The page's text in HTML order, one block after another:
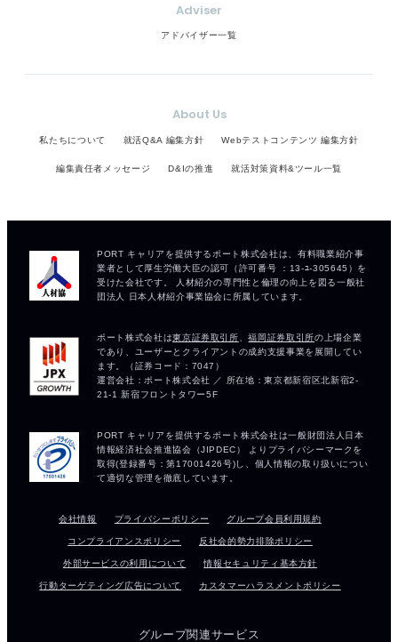
Adviser
アドバイザー一覧
About Us
私たちについて 就活Q&A 編集方針 Webテストコンテンツ 編集方針
編集責任者メッセージ D&Iの推進 就活対策資料&ツール一覧
会社情報 プライバシーポリシー グループ会員利用規約
コンプライアンスポリシー 反社会的勢力排除ポリシー
外部サービスの利用について 情報セキュリティ基本方針
行動ターゲティング広告について カスタマーハラスメントポリシー